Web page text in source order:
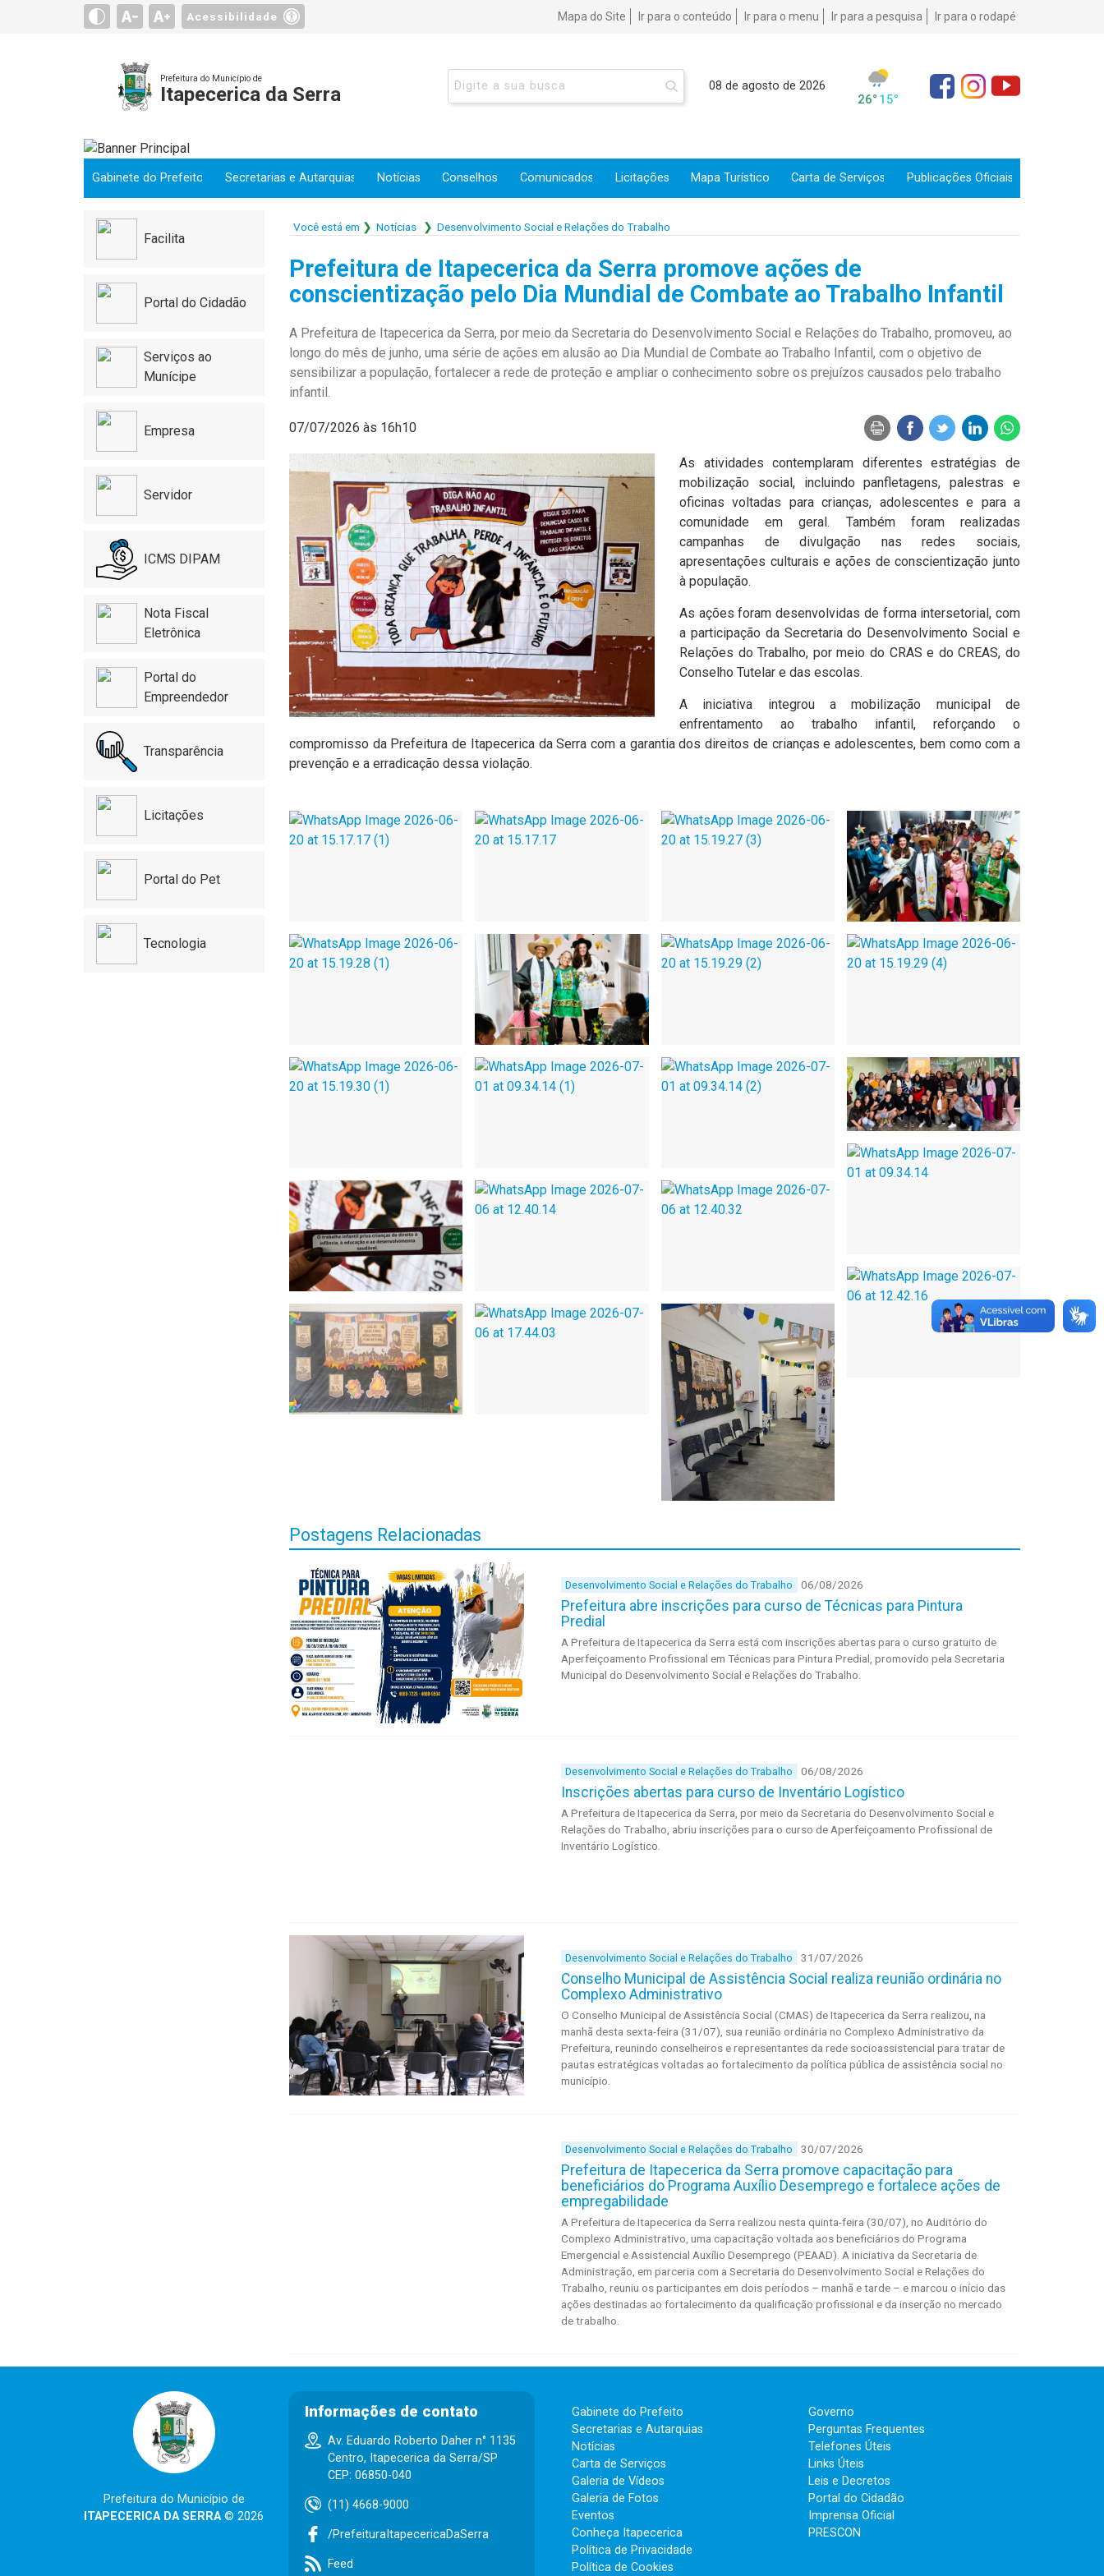
Acessibilidade Mapa do Site Ir para o conteúdo Ir para o menu Ir para a pesquisa Ir para o rodapé
Prefeitura do Município de
Itapecerica da Serra 08 de agosto de 2026
Gabinete do Prefeito Secretarias e Autarquias Notícias Conselhos Comunicados Licitações Mapa Turístico Carta de Serviços Publicações Oficiais
Facilita
Portal do Cidadão
Serviços ao
Munícipe
Empresa
Servidor
ICMS DIPAM
Nota Fiscal
Eletrônica
Portal do
Empreendedor
Transparência
Licitações
Portal do Pet
Tecnologia
Você está em Notícias Desenvolvimento Social e Relações do Trabalho
Prefeitura de Itapecerica da Serra promove ações de
conscientização pelo Dia Mundial de Combate ao Trabalho Infantil
A Prefeitura de Itapecerica da Serra, por meio da Secretaria do Desenvolvimento Social e Relações do Trabalho, promoveu, ao
longo do mês de junho, uma série de ações em alusão ao Dia Mundial de Combate ao Trabalho Infantil, com o objetivo de
sensibilizar a população, fortalecer a rede de proteção e ampliar o conhecimento sobre os prejuízos causados pelo trabalho
infantil.
07/07/2026 às 16h10
As atividades contemplaram diferentes estratégias de
mobilização social, incluindo panfletagens, palestras e
oficinas voltadas para crianças, adolescentes e para a
comunidade em geral. Também foram realizadas
campanhas de divulgação nas redes sociais,
apresentações culturais e ações de conscientização junto
à população.
As ações foram desenvolvidas de forma intersetorial, com
a participação da Secretaria do Desenvolvimento Social e
Relações do Trabalho, por meio do CRAS e do CREAS, do
Conselho Tutelar e das escolas.
A iniciativa integrou a mobilização municipal de
enfrentamento ao trabalho infantil, reforçando o
compromisso da Prefeitura de Itapecerica da Serra com a garantia dos direitos de crianças e adolescentes, bem como com a
prevenção e a erradicação dessa violação.
Postagens Relacionadas
Desenvolvimento Social e Relações do Trabalho 06/08/2026
Prefeitura abre inscrições para curso de Técnicas para Pintura
Predial
A Prefeitura de Itapecerica da Serra está com inscrições abertas para o curso gratuito de
Aperfeiçoamento Profissional em Técnicas para Pintura Predial, promovido pela Secretaria
Municipal do Desenvolvimento Social e Relações do Trabalho.
Desenvolvimento Social e Relações do Trabalho 06/08/2026
Inscrições abertas para curso de Inventário Logístico
A Prefeitura de Itapecerica da Serra, por meio da Secretaria do Desenvolvimento Social e
Relações do Trabalho, abriu inscrições para o curso de Aperfeiçoamento Profissional de
Inventário Logístico.
Desenvolvimento Social e Relações do Trabalho 31/07/2026
Conselho Municipal de Assistência Social realiza reunião ordinária no
Complexo Administrativo
O Conselho Municipal de Assistência Social (CMAS) de Itapecerica da Serra realizou, na
manhã desta sexta-feira (31/07), sua reunião ordinária no Complexo Administrativo da
Prefeitura, reunindo conselheiros e representantes da rede socioassistencial para tratar de
pautas estratégicas voltadas ao fortalecimento da política pública de assistência social no
município.
Desenvolvimento Social e Relações do Trabalho 30/07/2026
Prefeitura de Itapecerica da Serra promove capacitação para
beneficiários do Programa Auxílio Desemprego e fortalece ações de
empregabilidade
A Prefeitura de Itapecerica da Serra realizou nesta quinta-feira (30/07), no Auditório do
Complexo Administrativo, uma capacitação voltada aos beneficiários do Programa
Emergencial e Assistencial Auxílio Desemprego (PEAAD). A iniciativa da Secretaria de
Administração, em parceria com a Secretaria do Desenvolvimento Social e Relações do
Trabalho, reuniu os participantes em dois períodos – manhã e tarde – e marcou o início das
ações destinadas ao fortalecimento da qualificação profissional e da inserção no mercado
de trabalho.
Prefeitura do Município de
ITAPECERICA DA SERRA© 2026
Informações de contato
Av. Eduardo Roberto Daher n° 1135
Centro, Itapecerica da Serra/SP
CEP: 06850-040
(11) 4668-9000
/PrefeituraItapecericaDaSerra
Feed
Gabinete do Prefeito
Secretarias e Autarquias
Notícias
Carta de Serviços
Galeria de Vídeos
Galeria de Fotos
Eventos
Conheça Itapecerica
Política de Privacidade
Política de Cookies
Governo
Perguntas Frequentes
Telefones Úteis
Links Úteis
Leis e Decretos
Portal do Cidadão
Imprensa Oficial
PRESCON